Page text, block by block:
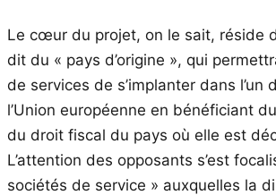
Le cœur du projet, on le sait, réside
dit du « pays d’origine », qui
de services de s’implanter dans l’un
l’Union européenne en bénéficiant
du droit fiscal du pays où elle est
L’attention des opposants s’est
sociétés de service » auxquelles la